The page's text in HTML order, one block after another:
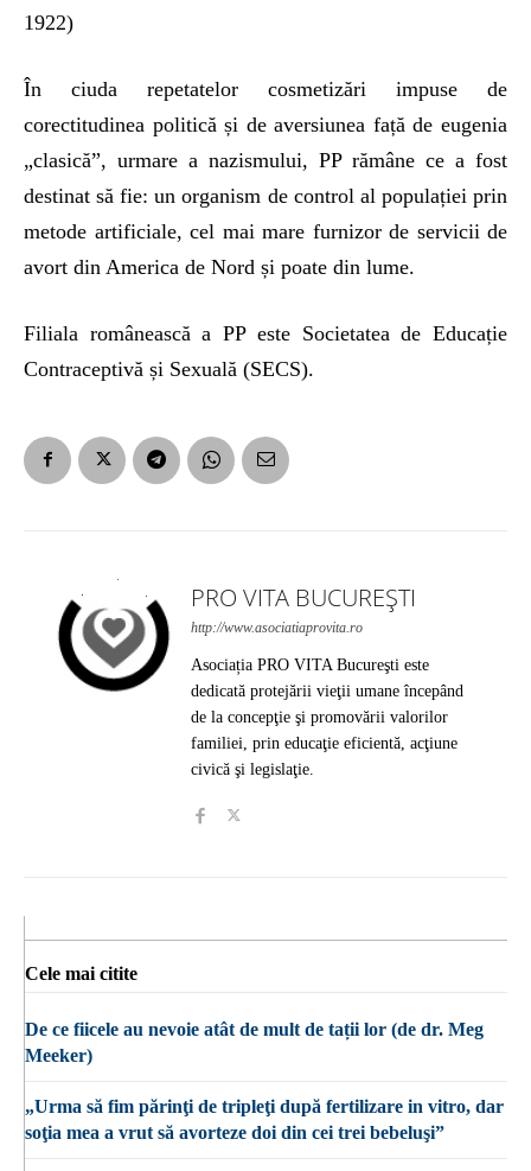
1922)
În ciuda repetatelor cosmetizări impuse de
corectitudinea politică și de aversiunea față de eugenia
„clasică”, urmare a nazismului, PP rămâne ce a fost
destinat să fie: un organism de control al populației prin
metode artificiale, cel mai mare furnizor de servicii de
avort din America de Nord și poate din lume.
Filiala românească a PP este Societatea de Educație
Contraceptivă și Sexuală (SECS).
PRO VITA BUCUREȘTI
http://www.asociatiaprovita.ro
Asociația PRO VITA Bucureşti este
dedicată protejării vieţii umane începând
de la concepţie şi promovării valorilor
familiei, prin educaţie eficientă, acţiune
civică şi legislaţie.
Cele mai citite
De ce fiicele au nevoie atât de mult de tații lor (de dr. Meg
Meeker)
„Urma să fim părinţi de tripleţi după fertilizare in vitro, dar
soţia mea a vrut să avorteze doi din cei trei bebeluşi”